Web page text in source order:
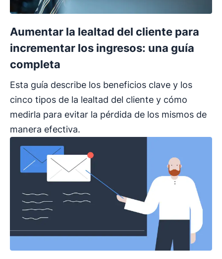
Aumentar la lealtad del cliente para
incrementar los ingresos: una guía
completa
Esta guía describe los beneficios clave y los
cinco tipos de la lealtad del cliente y cómo
medirla para evitar la pérdida de los mismos de
manera efectiva.